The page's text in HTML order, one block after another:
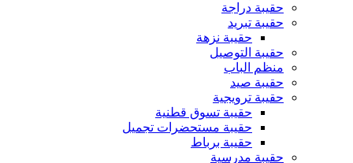
حقيبة دراجة
حقيبة تبريد
حقيبة نزهة
حقيبة التوصيل
منظم الباب
حقيبة صيد
حقيبة ترويجية
حقيبة تسوق قطنية
حقيبة مستحضرات تجميل
حقيبة برباط
حقيبة مدرسية